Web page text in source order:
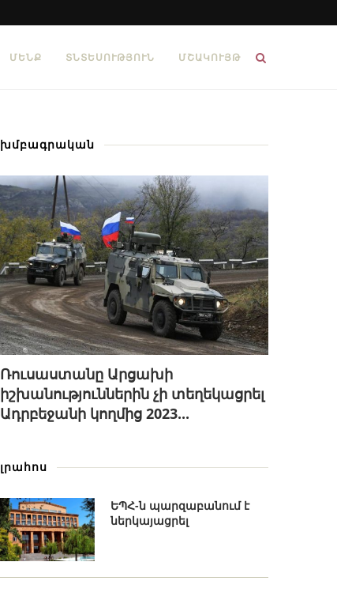
ՄԵՆՔ ՏՆՏԵՍՈՒԹՅՈՒՆ ՄՇԱԿՈՒՅԹ
խմբագրական
Ռուսաստանը Արցախի
իշխանություններին չի տեղեկացրել
Ադրբեջանի կողմից 2023...
լրահոս
ԵՊՀ-ն պարզաբանում է
ներկայացրել